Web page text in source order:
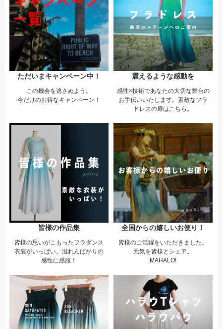
ただいまキャンペーン中！
この機会を逃さぬよう。
今だけのお得なキャンペーン！
震えるような感動を
感性×技術であなたの大切な舞台の
お手伝いいたします。素敵なフラ
ドレスの扉はこちら。
皆様の作品集
皆様の思いがこもったフラダンス
衣装がいっぱい。溢れんばかりの
感性に感服！
全国からの嬉しいお便り！
皆様のご活躍をいただきました。
元気を皆様とシェア。
MAHALO!